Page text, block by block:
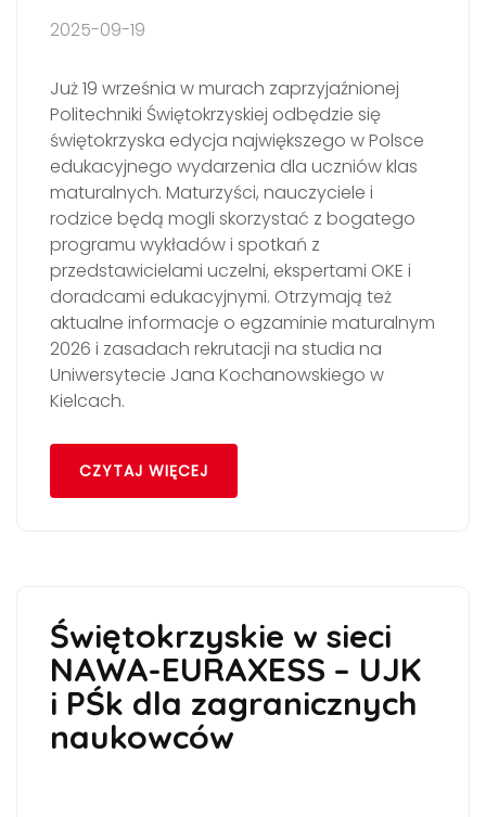
2025-09-19
Już 19 września w murach zaprzyjaźnionej
Politechniki Świętokrzyskiej odbędzie się
świętokrzyska edycja największego w Polsce
edukacyjnego wydarzenia dla uczniów klas
maturalnych. Maturzyści, nauczyciele i
rodzice będą mogli skorzystać z bogatego
programu wykładów i spotkań z
przedstawicielami uczelni, ekspertami OKE i
doradcami edukacyjnymi. Otrzymają też
aktualne informacje o egzaminie maturalnym
2026 i zasadach rekrutacji na studia na
Uniwersytecie Jana Kochanowskiego w
Kielcach.
CZYTAJ WIĘCEJ
Świętokrzyskie w sieci
NAWA-EURAXESS – UJK
i PŚk dla zagranicznych
naukowców